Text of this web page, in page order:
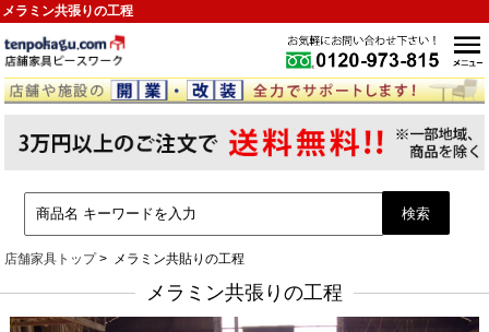
メラミン共張りの工程
店舗家具トップ メラミン共貼りの工程
メラミン共張りの工程